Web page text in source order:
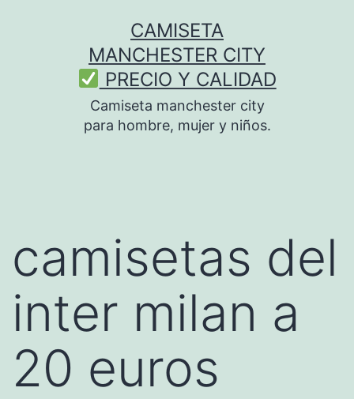
CAMISETA
MANCHESTER CITY
PRECIO Y CALIDAD
Camiseta manchester city
para hombre, mujer y niños.
camisetas del
inter milan a
20 euros